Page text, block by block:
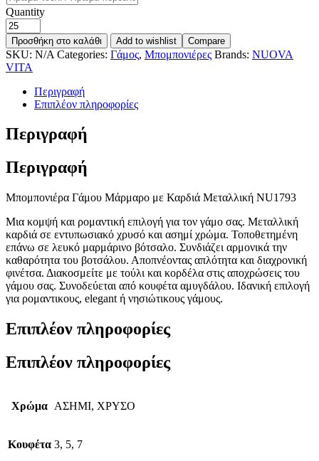
Quantity
Προσθήκη στο καλάθι Add to wishlist Compare
SKU: N/A Categories: Γάμος, Μπομπονιέρες Brands: NUOVA
VITA
Περιγραφή
Επιπλέον πληροφορίες
Περιγραφή
Περιγραφή
Μπομπονιέρα Γάμου Μάρμαρο με Καρδιά Μεταλλική NU1793
Μια κομψή και ρομαντική επιλογή για τον γάμο σας. Μεταλλική
καρδιά σε εντυπωσιακό χρυσό και ασημί χρώμα. Τοποθετημένη
επάνω σε λευκό μαρμάρινο βότσαλο. Συνδιάζει αρμονικά την
καθαρότητα του βοτσάλου. Αποπνέοντας απλότητα και διαχρονική
φινέτσα. Διακοσμείτε με τούλι και κορδέλα στις αποχρώσεις του
γάμου σας. Συνοδεύεται από κουφέτα αμυγδάλου. Ιδανική επιλογή
για ρομαντικους, elegant ή νησιώτικους γάμους.
Επιπλέον πληροφορίες
Επιπλέον πληροφορίες
Χρώμα ΑΣΗΜΙ, ΧΡΥΣΟ
Κουφέτα 3, 5, 7